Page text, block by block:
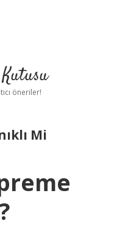
öneriler!
Mi